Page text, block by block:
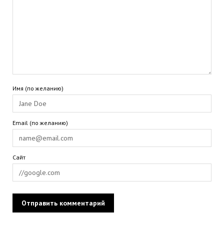
Имя (по желанию)
Email (по желанию)
Сайт